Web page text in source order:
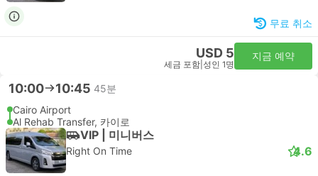
무료 취소
USD 5
세금 포함 성인 1명
지금 예약
10:00 10:45 45분
Cairo Airport
Al Rehab Transfer, 카이로
VIP | 미니버스
Right On Time 4.6